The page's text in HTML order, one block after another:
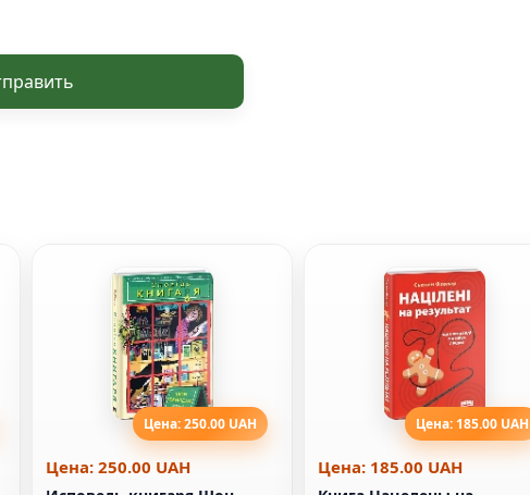
Цена: 250.00 UAH
Цена: 250.00 UAH
Цена: 185.00 UAH
Цена: 185.00 UAH